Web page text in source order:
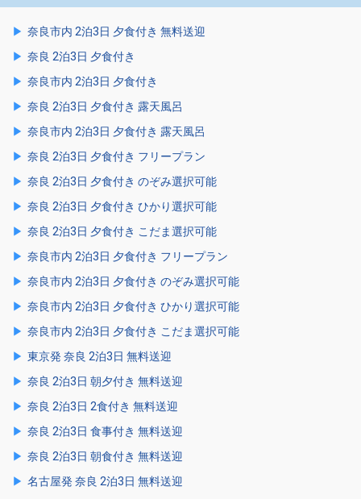
奈良市内 2泊3日 夕食付き 無料送迎
奈良 2泊3日 夕食付き
奈良市内 2泊3日 夕食付き
奈良 2泊3日 夕食付き 露天風呂
奈良市内 2泊3日 夕食付き 露天風呂
奈良 2泊3日 夕食付き フリープラン
奈良 2泊3日 夕食付き のぞみ選択可能
奈良 2泊3日 夕食付き ひかり選択可能
奈良 2泊3日 夕食付き こだま選択可能
奈良市内 2泊3日 夕食付き フリープラン
奈良市内 2泊3日 夕食付き のぞみ選択可能
奈良市内 2泊3日 夕食付き ひかり選択可能
奈良市内 2泊3日 夕食付き こだま選択可能
東京発 奈良 2泊3日 無料送迎
奈良 2泊3日 朝夕付き 無料送迎
奈良 2泊3日 2食付き 無料送迎
奈良 2泊3日 食事付き 無料送迎
奈良 2泊3日 朝食付き 無料送迎
名古屋発 奈良 2泊3日 無料送迎